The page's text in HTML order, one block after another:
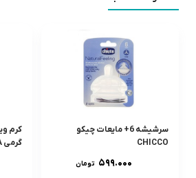
سرشيشه 6+ مایعات چیکو
CHICCO
۵۹۹.۰۰۰ تومان
گرمى MUSTELA